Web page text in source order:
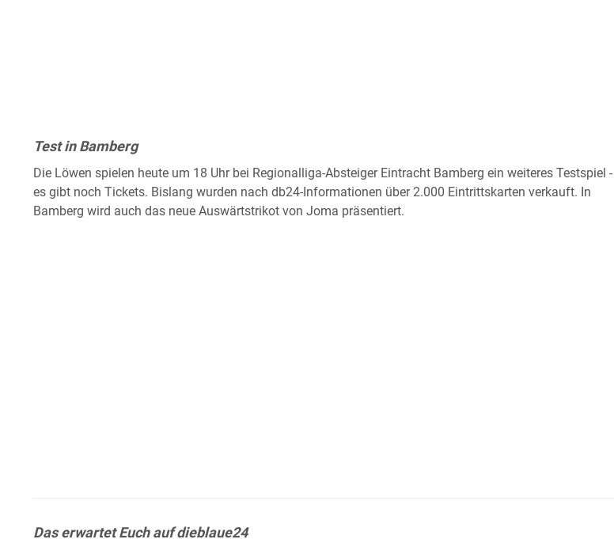
Test in Bamberg
Die Löwen spielen heute um 18 Uhr bei Regionalliga-Absteiger Eintracht Bamberg ein weiteres Testspiel -
es gibt noch Tickets. Bislang wurden nach db24-Informationen über 2.000 Eintrittskarten verkauft. In
Bamberg wird auch das neue Auswärtstrikot von Joma präsentiert.
Das erwartet Euch auf dieblaue24